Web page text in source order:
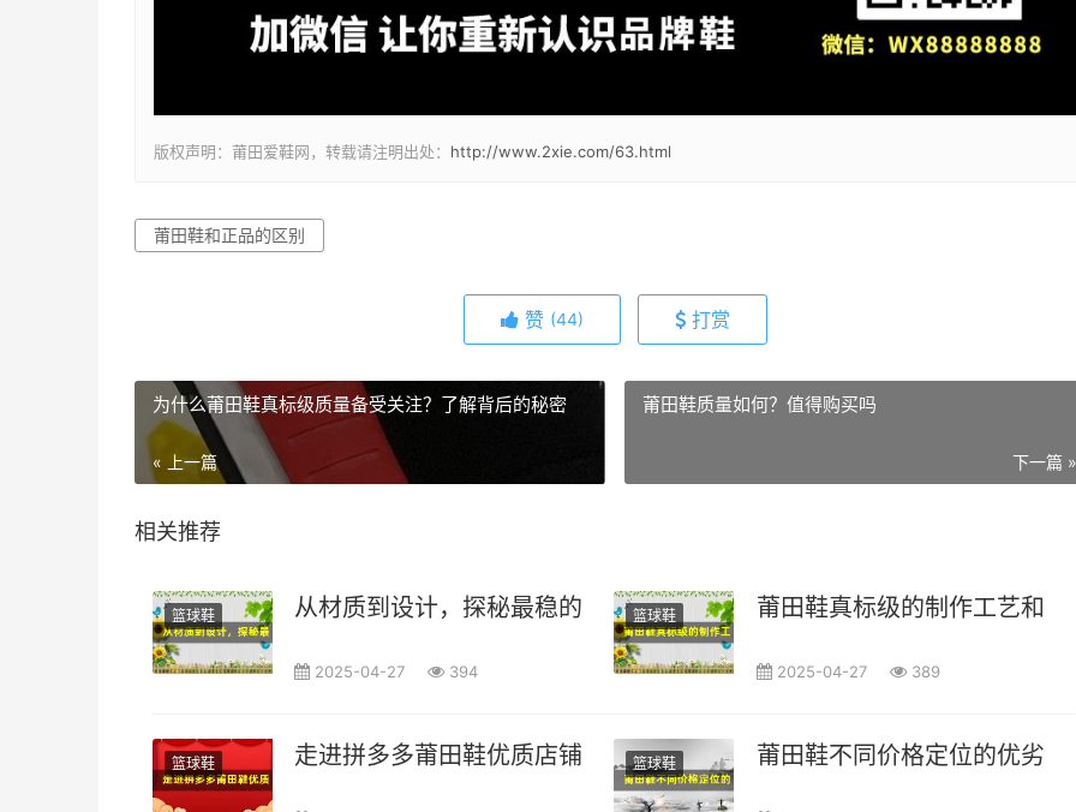
版权声明：莆田爱鞋网，转载请注明出处： http://www.2xie.com/63.html
莆田鞋和正品的区别
赞 (44) 打赏
为什么莆田鞋真标级质量备受关注？了解背后的秘密
« 上一篇
莆田鞋质量如何？值得购买吗
下一篇 »
相关推荐
篮球鞋 从材质到设计，探秘最稳的莆田鞋品牌
2025-04-27 394
篮球鞋 莆田鞋真标级的制作工艺和质
2025-04-27 389
篮球鞋 走进拼多多莆田鞋优质店铺，发现超值高性价比鞋款
篮球鞋 莆田鞋不同价格定位的优劣势